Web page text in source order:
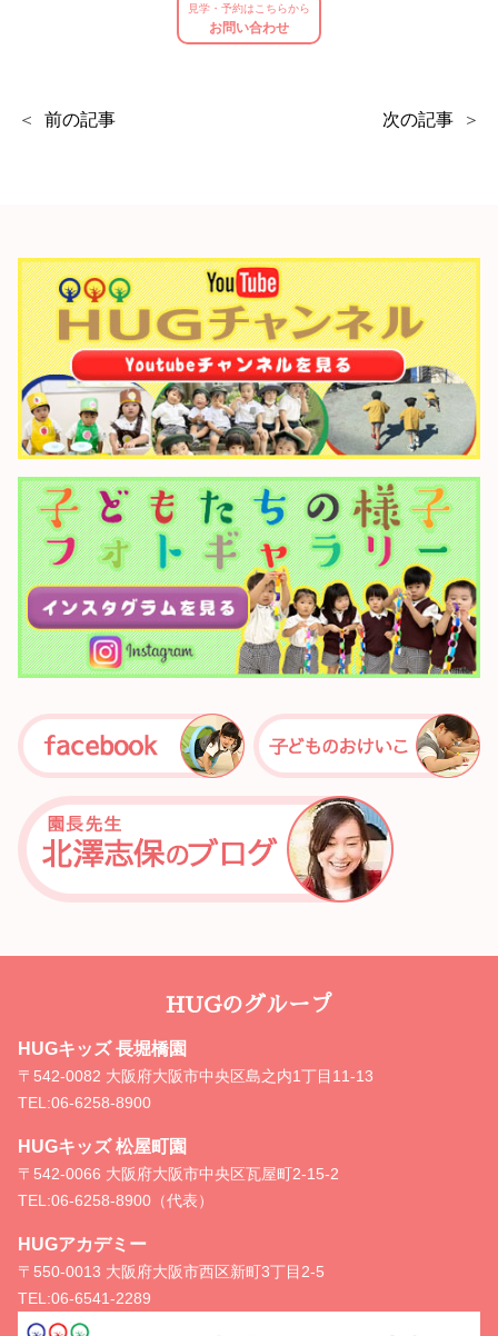
見学・予約はこちらから
お問い合わせ
前の記事 次の記事
HUGのグループ
HUGキッズ 長堀橋園
〒542-0082 大阪府大阪市中央区島之内1丁目11-13
TEL:06-6258-8900
HUGキッズ 松屋町園
〒542-0066 大阪府大阪市中央区瓦屋町2-15-2
TEL:06-6258-8900（代表）
HUGアカデミー
〒550-0013 大阪府大阪市西区新町3丁目2-5
TEL:06-6541-2289